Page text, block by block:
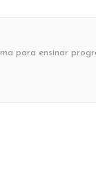
para ensinar